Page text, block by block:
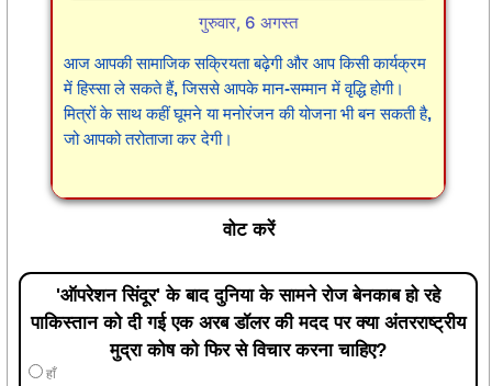
गुरुवार, 6 अगस्त
आज आपकी सामाजिक सक्रियता बढ़ेगी और आप किसी कार्यक्रम
में हिस्सा ले सकते हैं, जिससे आपके मान-सम्मान में वृद्धि होगी।
मित्रों के साथ कहीं घूमने या मनोरंजन की योजना भी बन सकती है,
जो आपको तरोताजा कर देगी।
वोट करें
'ऑपरेशन सिंदूर' के बाद दुनिया के सामने रोज बेनकाब हो रहे
पाकिस्तान को दी गई एक अरब डॉलर की मदद पर क्या अंतरराष्ट्रीय
मुद्रा कोष को फिर से विचार करना चाहिए?
हाँ